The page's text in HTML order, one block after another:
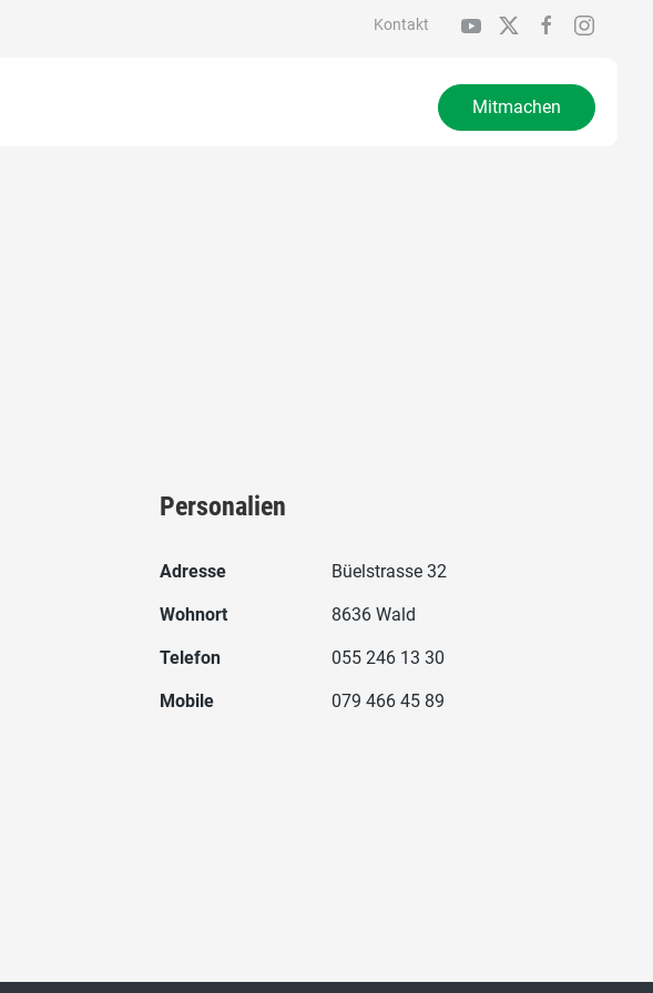
Kontakt
Mitmachen
Personalien
Adresse Büelstrasse 32
Wohnort 8636 Wald
Telefon 055 246 13 30
Mobile 079 466 45 89